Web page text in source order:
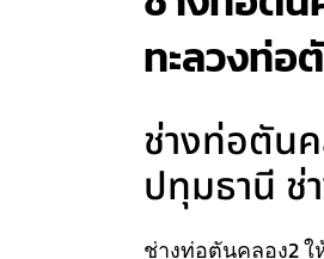
ทะลวงท่อ
ช่างท่อตัน
ปทุมธานี ช่
ช่างท่อตันคลอง2